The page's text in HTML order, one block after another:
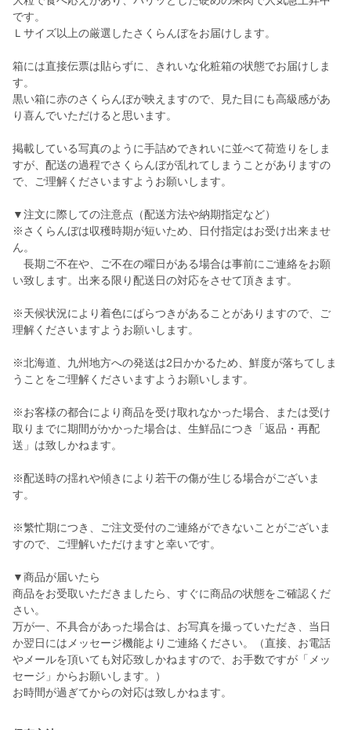
です。
Ｌサイズ以上の厳選したさくらんぼをお届けします。
箱には直接伝票は貼らずに、きれいな化粧箱の状態でお届けしま
す。
黒い箱に赤のさくらんぼが映えますので、見た目にも高級感があ
り喜んでいただけると思います。
掲載している写真のように手詰めできれいに並べて荷造りをしま
すが、配送の過程でさくらんぼが乱れてしまうことがありますの
で、ご理解くださいますようお願いします。
▼注文に際しての注意点（配送方法や納期指定など）
※さくらんぼは収穫時期が短いため、日付指定はお受け出来ませ
ん。
長期ご不在や、ご不在の曜日がある場合は事前にご連絡をお願
い致します。出来る限り配送日の対応をさせて頂きます。
※天候状況により着色にばらつきがあることがありますので、ご
理解くださいますようお願いします。
※北海道、九州地方への発送は2日かかるため、鮮度が落ちてしま
うことをご理解くださいますようお願いします。
※お客様の都合により商品を受け取れなかった場合、または受け
取りまでに期間がかかった場合は、生鮮品につき「返品・再配
送」は致しかねます。
※配送時の揺れや傾きにより若干の傷が生じる場合がございま
す。
※繁忙期につき、ご注文受付のご連絡ができないことがございま
すので、ご理解いただけますと幸いです。
▼商品が届いたら
商品をお受取いただきましたら、すぐに商品の状態をご確認くだ
さい。
万が一、不具合があった場合は、お写真を撮っていただき、当日
か翌日にはメッセージ機能よりご連絡ください。（直接、お電話
やメールを頂いても対応致しかねますので、お手数ですが「メッ
セージ」からお願いします。）
お時間が過ぎてからの対応は致しかねます。